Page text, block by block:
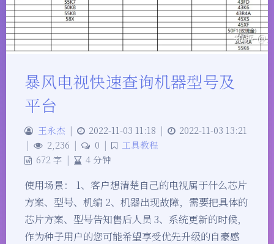
暴风电视快速查询机器型号及
平台
王永杰 | 2022-11-03 11:18 |
2022-11-03 13:21
|
2,236 | 0 |
工具教程
672 字 | 4 分钟
使用场景： 1、客户想清楚自己的电视属于什么芯片
方案、型号、机编 2、机器出现故障，需要把具体的
芯片方案、型号告知售后人员 3、系统更新的时候，
作为种子用户的您可能希望享受优先升级的自豪感